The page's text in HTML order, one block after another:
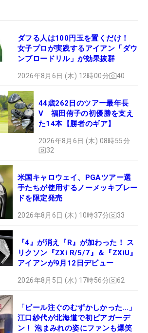
ダフる人は100円玉を置くだけ！
女子プロが実践するアイアン「ダウ
ンブロードリル」が効果抜群
2026年8月6日 (木) 12時00分 40
44歳262日のツアー最年長
V 福田侑子の初優勝を支え
た14本【勝者のギア】
2026年8月6日 (木) 08時55分
32
米国キャロウェイ、PGAツアー選
手たちが使用するノーメッキブレー
ドを限定発売
2026年8月6日 (木) 10時37分 33
『4』が消え『R』が加わった！ ス
リクソン『ZXi R/5/7』＆『ZXiU』
アイアンが9月12日デビュー
2026年8月5日 (水) 17時56分 62
「ビール注ぐのむずかしかった…」
江口紗代が北海道で初ビアガーデ
ン！ 泡まみれの姿にファンも爆笑